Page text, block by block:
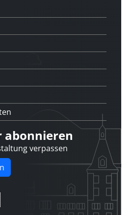
abonnieren
verpassen